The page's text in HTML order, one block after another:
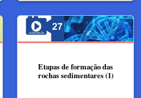
Etapas de formação das
rochas sedimentares (1)